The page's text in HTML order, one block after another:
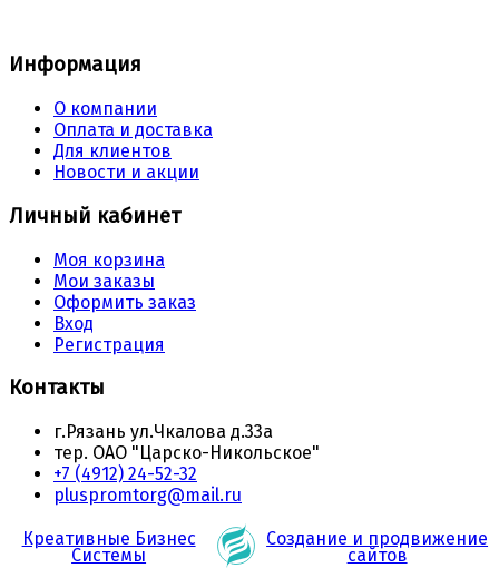
Информация
О компании
Оплата и доставка
Для клиентов
Новости и акции
Личный кабинет
Моя корзина
Мои заказы
Оформить заказ
Вход
Регистрация
Контакты
г.Рязань ул.Чкалова д.33а
тер. ОАО "Царско-Никольское"
+7 (4912) 24-52-32
pluspromtorg@mail.ru
Креативные Бизнес
Системы
Создание и продвижение
сайтов